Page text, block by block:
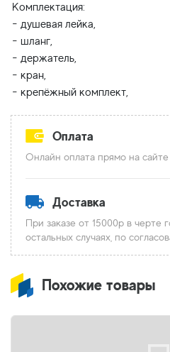
Комплектация:
- душевая лейка,
- шланг,
- держатель,
- кран,
Оплата
Онлайн оплата прямо на
Доставка
При заказе от 15000р в черте
остальных случаях, по
Похожие товары